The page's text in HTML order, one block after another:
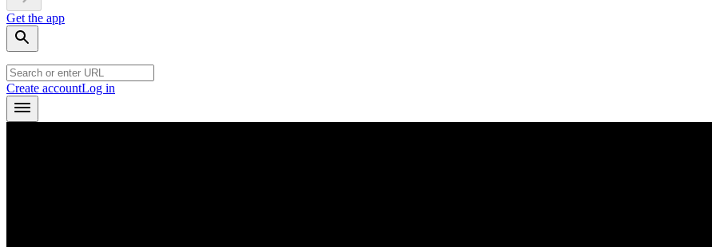
Get the app
Create accountLog in